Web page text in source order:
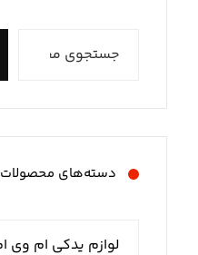
دسته‌های محصولات